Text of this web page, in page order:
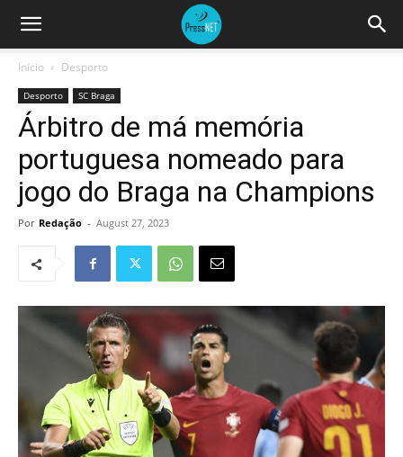
Início Desporto
Desporto SC Braga
Árbitro de má memória
portuguesa nomeado para
jogo do Braga na Champions
Por Redação - August 27, 2023